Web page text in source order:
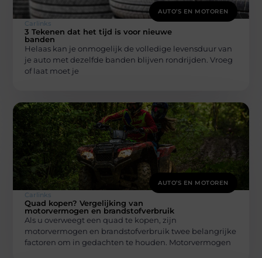
AUTO’S EN MOTOREN
Carlinks
3 Tekenen dat het tijd is voor nieuwe
banden
Helaas kan je onmogelijk de volledige levensduur van
je auto met dezelfde banden blijven rondrijden. Vroeg
of laat moet je
AUTO’S EN MOTOREN
Carlinks
Quad kopen? Vergelijking van
motorvermogen en brandstofverbruik
Als u overweegt een quad te kopen, zijn
motorvermogen en brandstofverbruik twee belangrijke
factoren om in gedachten te houden. Motorvermogen